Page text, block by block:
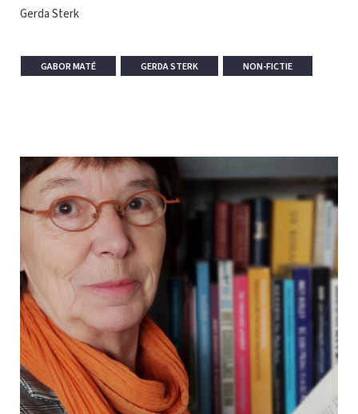
Gerda Sterk
GABOR MATÉ GERDA STERK NON-FICTIE